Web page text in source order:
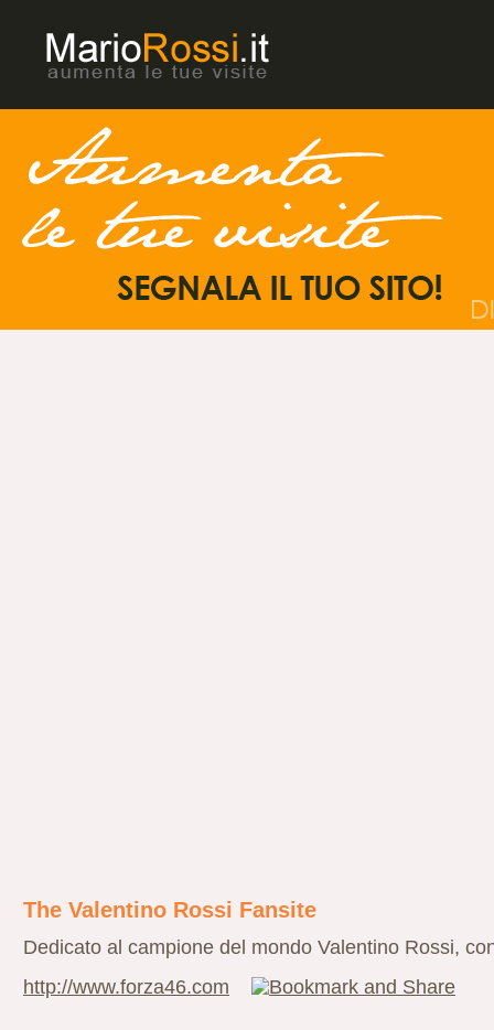
The Valentino Rossi Fansite
Dedicato al campione del mondo Valentino Rossi,
http://www.forza46.com